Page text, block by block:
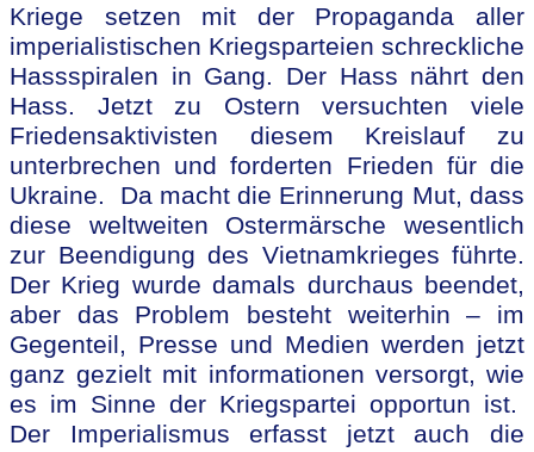
Kriege setzen mit der Propaganda aller
imperialistischen Kriegsparteien schreckliche
Hassspiralen in Gang. Der Hass nährt den
Hass. Jetzt zu Ostern versuchten viele
Friedensaktivisten diesem Kreislauf zu
unterbrechen und forderten Frieden für die
Ukraine. Da macht die Erinnerung Mut, dass
diese weltweiten Ostermärsche wesentlich
zur Beendigung des Vietnamkrieges führte.
Der Krieg wurde damals durchaus beendet,
aber das Problem besteht weiterhin – im
Gegenteil, Presse und Medien werden jetzt
ganz gezielt mit informationen versorgt, wie
es im Sinne der Kriegspartei opportun ist.
Der Imperialismus erfasst jetzt auch die